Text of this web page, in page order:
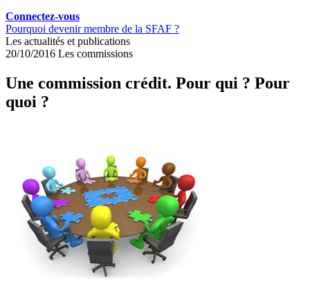
Connectez-vous
Pourquoi devenir membre de la SFAF ?
Les actualités et publications
20/10/2016 Les commissions
Une commission crédit. Pour qui ? Pour
quoi ?